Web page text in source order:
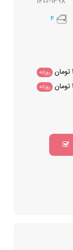
4
تومان روزانه
تومان روزانه